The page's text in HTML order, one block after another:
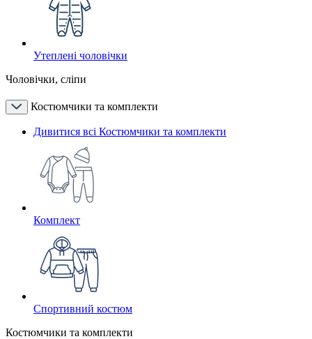
Утеплені чоловічки
Чоловічки, сліпи
Костюмчики та комплекти
Дивитися всі Костюмчики та комплекти
Комплект
Спортивний костюм
Костюмчики та комплекти